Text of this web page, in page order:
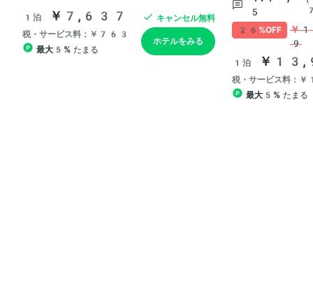
1泊 ￥7,637
税・サービス料：￥763
最大5% たまる
キャンセル無料
ホテルをみる
5
26%OFF
￥
9
1泊 ￥
税・サービス料
最大5% たまる